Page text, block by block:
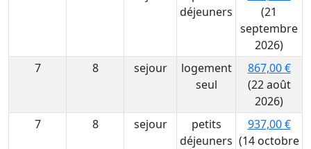
déjeuners
(21
septembre
2026)
7
8 sejour
logement
seul
867,00 €
(22 août
2026)
7
8 sejour
petits
déjeuners
937,00 €
(14 octobre